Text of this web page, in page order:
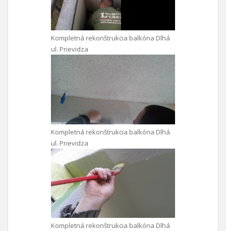
Kompletná rekonštrukcia balkóna Dlhá
ul. Prievidza
Kompletná rekonštrukcia balkóna Dlhá
ul. Prievidza
Kompletná rekonštrukcia balkóna Dlhá